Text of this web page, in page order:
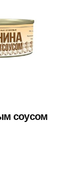
соусом